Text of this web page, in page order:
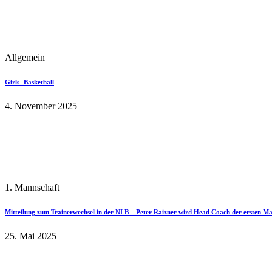
Allgemein
Girls -Basketball
4. November 2025
1. Mannschaft
Mitteilung zum Trainerwechsel in der NLB – Peter Raizner wird Head Coach der ersten
25. Mai 2025